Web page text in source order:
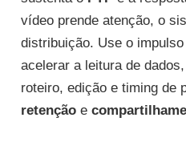
vídeo prende atenção, o
distribuição. Use o
acelerar a leitura de
roteiro, edição e timing de
retençãoe